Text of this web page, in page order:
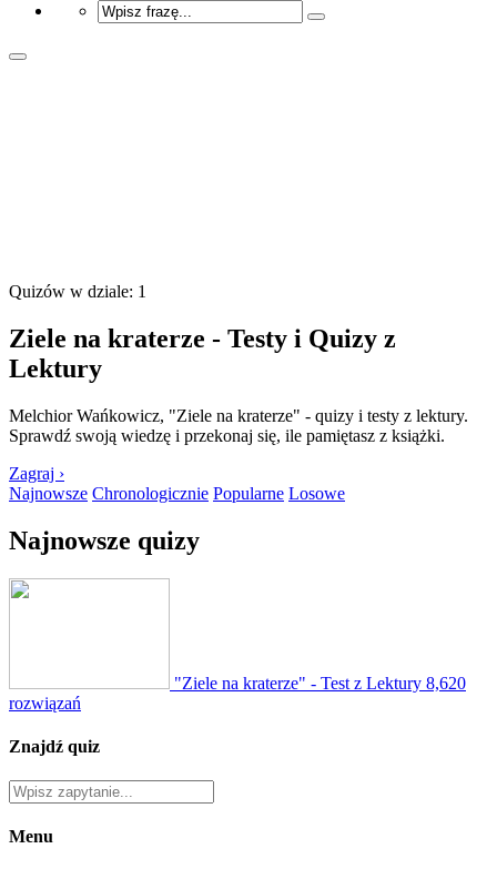
Quizów w dziale: 1
Ziele na kraterze - Testy i Quizy z
Lektury
Melchior Wańkowicz, "Ziele na kraterze" - quizy i testy z lektury.
Sprawdź swoją wiedzę i przekonaj się, ile pamiętasz z książki.
Zagraj ›
Najnowsze Chronologicznie Popularne Losowe
Najnowsze quizy
"Ziele na kraterze" - Test z Lektury 8,620
rozwiązań
Znajdź quiz
Menu